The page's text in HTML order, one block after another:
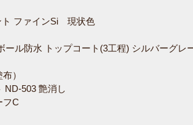
ト ファインSi 現状色
ル防水 トップコート(3工程) シルバーグレ
）
ND-503 艶消し
フC